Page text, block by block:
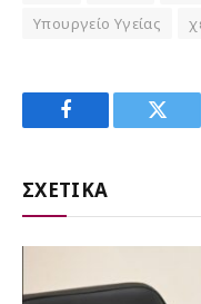
Υπουργείο Υγείας
Facebook
ΣΧΕΤΙΚΑ